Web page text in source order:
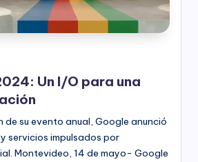
Un I/O para una
de su evento anual, Google anunció
servicios impulsados por
Montevideo, 14 de mayo- Google